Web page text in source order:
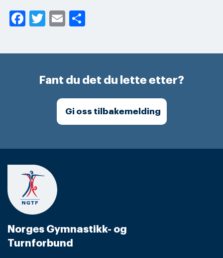
Facebook
Twitter
Email
Fant du det du lette etter?
Gi oss tilbakemelding
Norges Gymnastikk- og
Turnforbund